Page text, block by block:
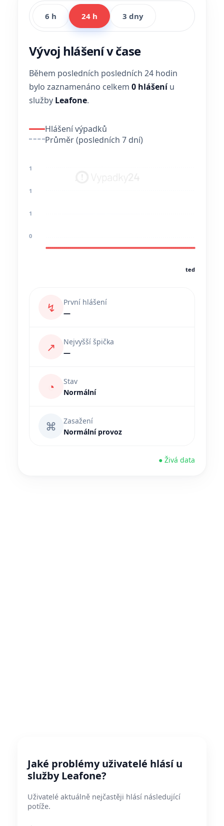
6 h 24 h 3 dny
Vývoj hlášení v čase
Během posledních posledních 24 hodin
bylo zaznamenáno celkem 0 hlášeníu
služby Leafone.
Hlášení výpadků
Průměr (posledních 7 dní)
1
1
1
0
teď
↯
První hlášení
—
↗
Nejvyšší špička
—
◔
Stav
Normální
⌘
Zasažení
Normální provoz
● Živá data
Jaké problémy uživatelé hlásí u
služby Leafone?
Uživatelé aktuálně nejčastěji hlásí následující
potíže.